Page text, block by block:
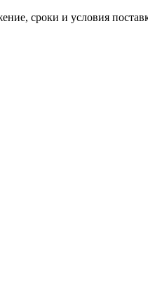
сроки и условия